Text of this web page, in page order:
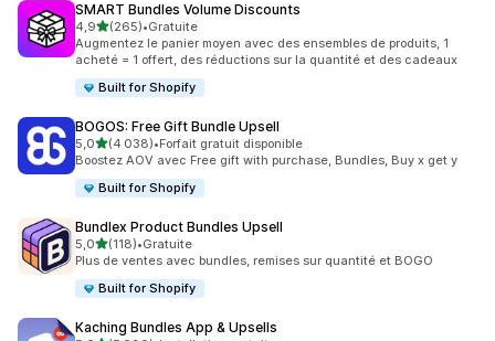
SMART Bundles Volume Discounts
4,9étoile(s) sur 5
(265)
265 avis au total
•Gratuite
Augmentez le panier moyen avec des ensembles de produits, 1
acheté = 1 offert, des réductions sur la quantité et des cadeaux
Built for Shopify
BOGOS: Free Gift Bundle Upsell
5,0étoile(s) sur 5
(4 038)
4038 avis au total
•Forfait gratuit disponible
Boostez AOV avec Free gift with purchase, Bundles, Buy x get y
Built for Shopify
Bundlex Product Bundles Upsell
5,0étoile(s) sur 5
(118)
118 avis au total
•Gratuite
Plus de ventes avec bundles, remises sur quantité et BOGO
Built for Shopify
Kaching Bundles App & Upsells